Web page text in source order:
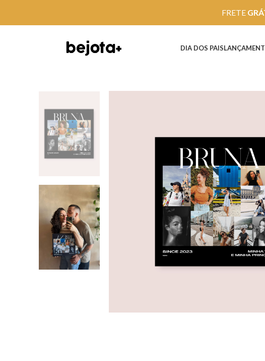
DIA DOS PAIS
FRETE